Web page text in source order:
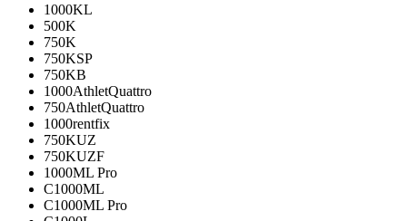
1000KL
500K
750K
750KSP
750KB
1000AthletQuattro
750AthletQuattro
1000rentfix
750KUZ
750KUZF
1000ML Pro
C1000ML
C1000ML Pro